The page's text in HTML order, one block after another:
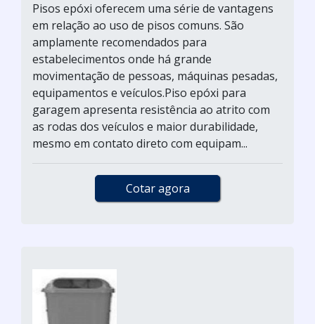
Pisos epóxi oferecem uma série de vantagens
em relação ao uso de pisos comuns. São
amplamente recomendados para
estabelecimentos onde há grande
movimentação de pessoas, máquinas pesadas,
equipamentos e veículos.Piso epóxi para
garagem apresenta resistência ao atrito com
as rodas dos veículos e maior durabilidade,
mesmo em contato direto com equipam...
Cotar agora